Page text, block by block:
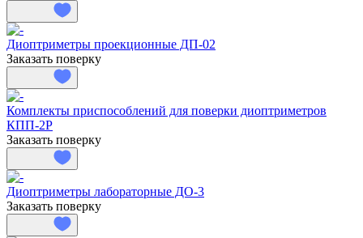
Диоптриметры проекционные ДП-02
Заказать поверку
Комплекты приспособлений для поверки диоптриметров
КПП-2Р
Заказать поверку
Диоптриметры лабораторные ДО-3
Заказать поверку